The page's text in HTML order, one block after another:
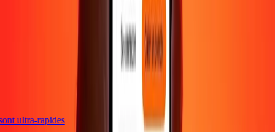
ultra-rapides